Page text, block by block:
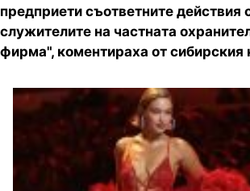
предприети съответните действия
служителите на частната
фирма", коментираха от сибирския